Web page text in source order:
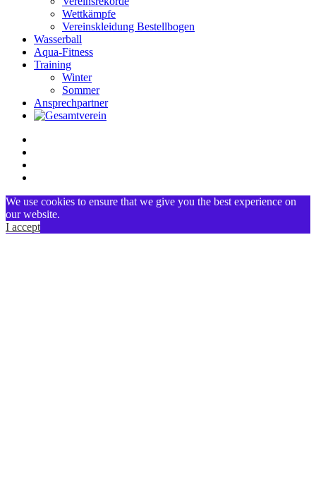
Wettkämpfe
Vereinskleidung Bestellbogen
Wasserball
Aqua-Fitness
Training
Winter
Sommer
Ansprechpartner
We use cookies to ensure that we give you the best experience on
our website.
I accept